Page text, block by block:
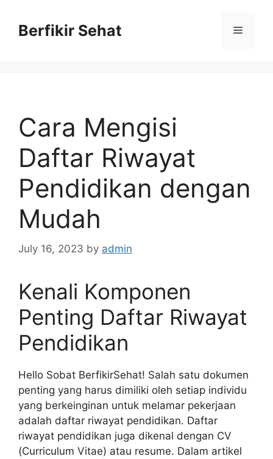
contentBerfikir Sehat Menu
Cara Mengisi
Daftar Riwayat
Pendidikan dengan
Mudah
July 16, 2023 by admin
Kenali Komponen
Penting Daftar Riwayat
Pendidikan
Hello Sobat BerfikirSehat! Salah satu dokumen
penting yang harus dimiliki oleh setiap individu
yang berkeinginan untuk melamar pekerjaan
adalah daftar riwayat pendidikan. Daftar
riwayat pendidikan juga dikenal dengan CV
(Curriculum Vitae) atau resume. Dalam artikel